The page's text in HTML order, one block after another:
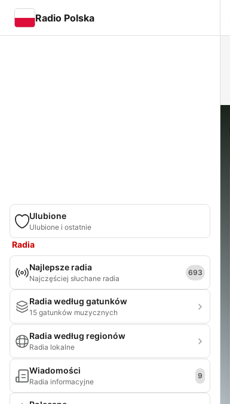
Radio Polska
Ulubione
Ulubione i ostatnie
Radia
Najlepsze radia
Najczęściej słuchane radia
693
Radia według gatunków
15 gatunków muzycznych
Radia według regionów
Radia lokalne
Wiadomości
Radia informacyjne
9